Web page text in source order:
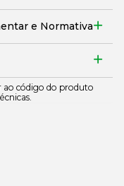
e Normativa
ao código do produto